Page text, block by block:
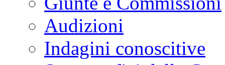
Audizioni
Indagini conoscitive